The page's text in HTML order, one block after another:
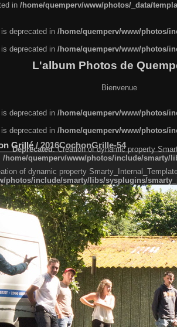
in /home/quemperv/www/photos/_data/
deprecated in /home/quemperv/www/photos/
deprecated in /home/quemperv/www/photos/
L'album Photos de
Bienvenue
deprecated in /home/quemperv/www/photos/
deprecated in /home/quemperv/www/photos/
Grillé / 2016CochonGrille-54
Deprecated: Creation of dynamic property
/home/quemperv/www/photos/include/smarty/
of dynamic property
photos/include/smarty/libs/sysplugins/